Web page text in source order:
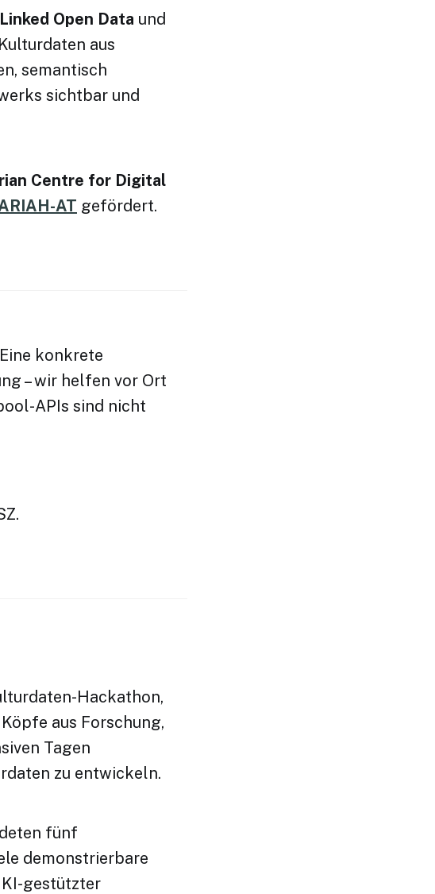
Linked Open Data und
aus
semantisch
sichtbar und
Centre for Digital
AT gefördert.
konkrete
– wir helfen vor Ort
APIs sind nicht
Hackathon,
aus Forschung,
Tagen
zu entwickeln.
fünf
demonstrierbare
KI-gestützter